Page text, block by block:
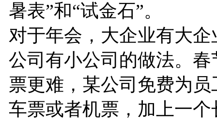
暑表”和“试金石”。
对于年会，大企业有大
公司有小公司的做法。
票更难，某公司免费为
车票或者机票，加上一个